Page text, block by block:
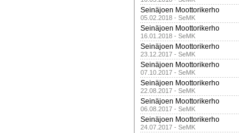
Seinäjoen Moottorikerho
05.02.2018 - SeMK
Seinäjoen Moottorikerho
16.01.2018 - SeMK
Seinäjoen Moottorikerho
23.12.2017 - SeMK
Seinäjoen Moottorikerho
07.10.2017 - SeMK
Seinäjoen Moottorikerho
22.08.2017 - SeMK
Seinäjoen Moottorikerho
06.08.2017 - SeMK
Seinäjoen Moottorikerho
24.07.2017 - SeMK